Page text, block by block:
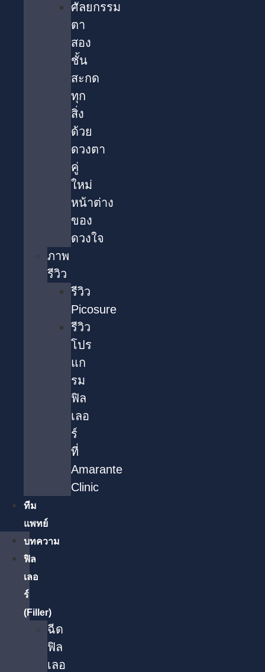
ศัลยกรรม
ตา
สอง
ชั้น
สะกด
ทุก
สิ่ง
ด้วย
ดวงตา
คู่
ใหม่
หน้าต่าง
ของ
ดวงใจ
ภาพ
รีวิว
รีวิว
Picosure
รีวิว
โปร
แก
รม
ฟิล
เลอ
ร์
ที่
Amarante
Clinic
ทีม
แพทย์
บทความ
ฟิล
เลอ
ร์
(Filler)
ฉีด
ฟิล
เลอ